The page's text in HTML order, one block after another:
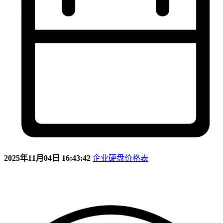
2025年11月04日 16:43:42 企业硬盘价格表